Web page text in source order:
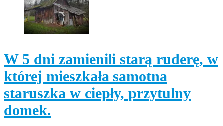
W 5 dni zamienili starą ruderę, w
której mieszkała samotna
staruszka w ciepły, przytulny
domek.